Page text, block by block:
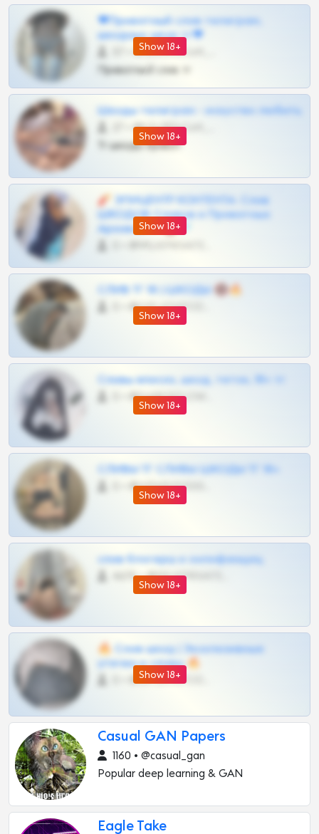
Show 18+
❤Приватный слив телеграм,
шкодных шкур тг❤
57 •
Приватный слив тг
Show 18+
Шкоды телеграм - искуство любить
Тг шкоды приват
Show 18+
🧨 ЭПИЦЕНТР КОНТЕНТА: Слив
ШКОДОВ Сливов и Приватных
Архивов ТГ 🔞💎
Show 18+
СЛИВ ТГ 18 | ШКОДЫ 🔞🔥
Show 18+
Сливы вписок, шкод, теток, 18+ тг
Show 18+
СЛИВЫ ТГ СЛИВЫ ШКОДЫ ТГ 18+
Show 18+
слив блогерш и онлифанщиц
4675 •
Show 18+
🔥 Слив шкод | Эксклюзивные
утечки и сливы 🔥
Casual GAN Papers
1160 • @casual_gan
Popular deep learning & GAN
Eagle Take